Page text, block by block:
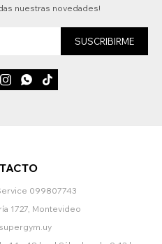
099807743
1727, Montevideo
nuestras novedades!
SUSCRIBIRME
  